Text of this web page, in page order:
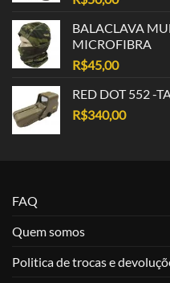
BALACLAVA
MICROFIBRA
R$45,00
RED DOT 552 -
R$340,00
FAQ
Quem somos
Politica de trocas e